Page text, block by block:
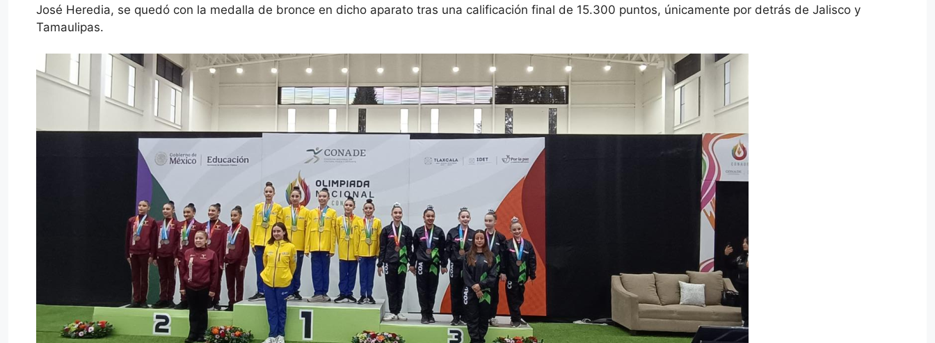
José Heredia, se quedó con la medalla de bronce en dicho aparato tras una calificación final de 15.300 puntos, únicamente por detrás de Jalisco y
Tamaulipas.